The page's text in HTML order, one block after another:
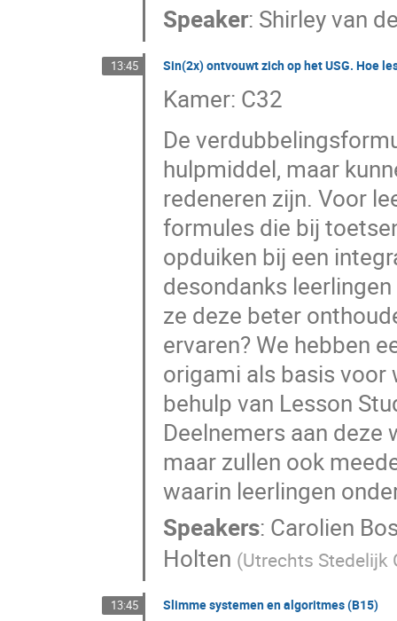
Speaker: Shirley van
13:45 Sin(2x) ontvouwt zich op het USG. Hoe
Kamer: C32
De
hulpmiddel, maar
redeneren zijn. Voor
formules die bij
opduiken bij een
desondanks
ze deze beter
ervaren? We hebben
origami als basis voor
behulp van Lesson
Deelnemers aan deze
maar zullen ook
waarin leerlingen
Speakers: Carolien
Holten (Utrechts Stedelijk
13:45 Slimme systemen en algoritmes (B15)